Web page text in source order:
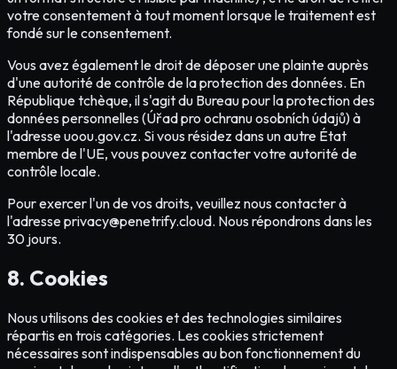
votre consentement à tout moment lorsque le traitement est
fondé sur le consentement.
Vous avez également le droit de déposer une plainte auprès
d'une autorité de contrôle de la protection des données. En
République tchèque, il s'agit du Bureau pour la protection des
données personnelles (Úřad pro ochranu osobních údajů) à
l'adresse uoou.gov.cz. Si vous résidez dans un autre État
membre de l'UE, vous pouvez contacter votre autorité de
contrôle locale.
Pour exercer l'un de vos droits, veuillez nous contacter à
l'adresse privacy@penetrify.cloud. Nous répondrons dans les
30 jours.
8. Cookies
Nous utilisons des cookies et des technologies similaires
répartis en trois catégories. Les cookies strictement
nécessaires sont indispensables au bon fonctionnement du